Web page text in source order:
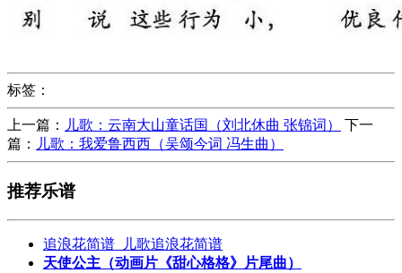
标签：
上一篇： 儿歌：云南大山童话国（刘北休曲 张锦词）
下一
篇：
儿歌：我爱鲁西西（吴颂今词 冯生曲）
推荐乐谱
追浪花简谱_儿歌追浪花简谱
天使公主（动画片《甜心格格》片尾曲）